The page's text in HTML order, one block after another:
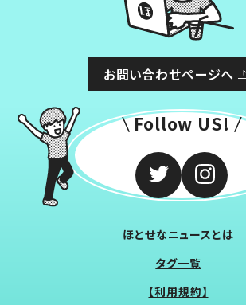
お問い合わせページへ
Follow US!
ほとせなニュースとは
タグ一覧
【利用規約】